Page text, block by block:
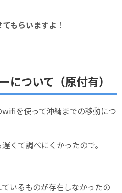
もらいますよ！
について（原付有）
を使って沖縄までの移動につ
くて調べにくかったので。
いるものが存在しなかったの